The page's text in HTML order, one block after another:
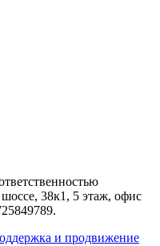
38к1, 5 этаж, офис
и продвижение